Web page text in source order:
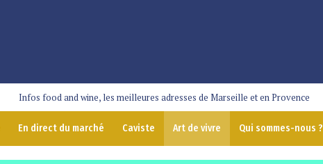
Infos food and wine, les meilleures adresses de Marseille et en Provence
En direct du marché Caviste Art de vivre Qui sommes-nous ?